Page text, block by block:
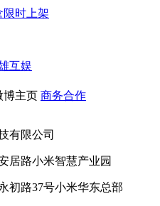
限时上架
互娱
博主页 商务合作
有限公司
居路小米智慧产业园
初路37号小米华东总部